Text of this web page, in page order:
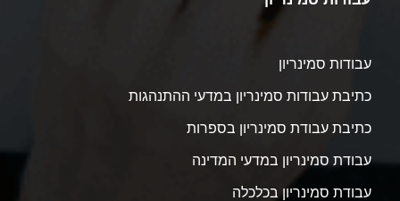
עבודות סמינריון
כתיבת עבודות סמינריון במדעי ההתנהגות
כתיבת עבודת סמינריון בספרות
עבודת סמינריון במדעי המדינה
עבודת סמינריון בכלכלה